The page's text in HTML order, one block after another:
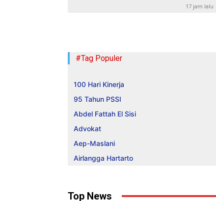
17 jam lalu
#Tag Populer
100 Hari Kinerja
95 Tahun PSSI
Abdel Fattah El Sisi
Advokat
Aep-Maslani
Airlangga Hartarto
Top News